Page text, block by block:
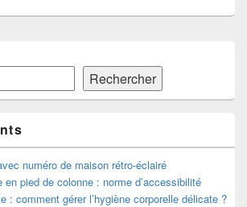
Rechercher
numéro de maison rétro-éclairé
en pied de colonne : norme d’accessibilité
: comment gérer l’hygiène corporelle délicate ?